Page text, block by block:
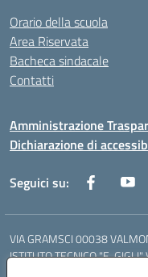
Orario della scuola
Area Riservata
Bacheca sindacale
Contatti
Amministrazione
Dichiarazione di
Seguici su:
VIA GRAMSCI 00038
ISTITUTO TECNICO "E.